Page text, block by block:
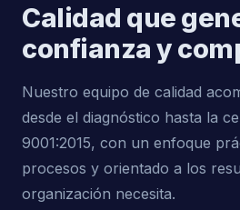
Calidad que
confianza y
Nuestro equipo de calidad
desde el diagnóstico hasta la
9001:2015, con un enfoque
procesos y orientado a los
organización necesita.